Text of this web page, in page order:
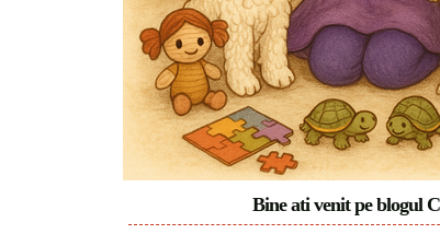
Bine ati venit pe blogul